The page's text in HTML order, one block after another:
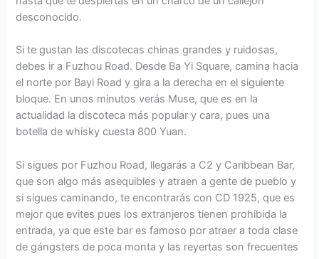
desconocido.
Si te gustan las discotecas chinas grandes y ruidosas,
debes ir a Fuzhou Road. Desde Ba Yi Square, camina hacia
el norte por Bayi Road y gira a la derecha en el siguiente
bloque. En unos minutos verás Muse, que es en la
actualidad la discoteca más popular y cara, pues una
botella de whisky cuesta 800 Yuan.
Si sigues por Fuzhou Road, llegarás a C2 y Caribbean Bar,
que son algo más asequibles y atraen a gente de pueblo y
si sigues caminando, te encontrarás con CD 1925, que es
mejor que evites pues los extranjeros tienen prohibida la
entrada, ya que este bar es famoso por atraer a toda clase
de gángsters de poca monta y las reyertas son frecuentes